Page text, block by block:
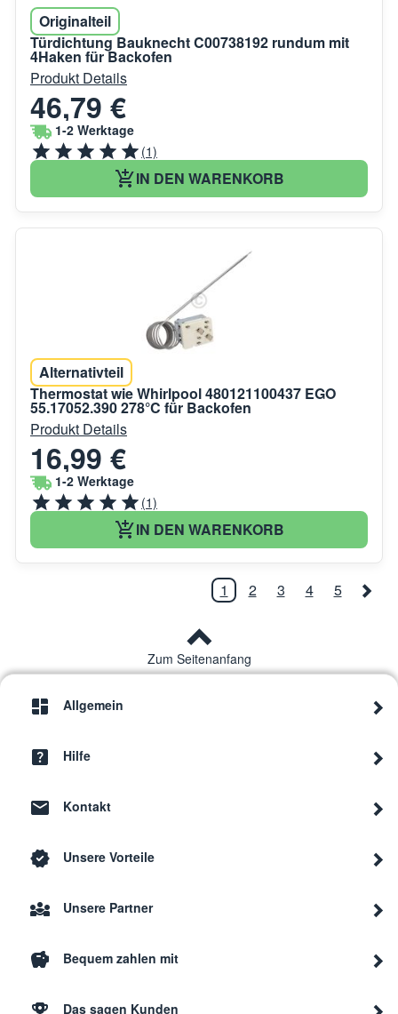
Originalteil
Türdichtung Bauknecht C00738192 rundum mit
4Haken für Backofen
Produkt Details
46,79 €
1-2 Werktage
(1)
IN DEN WARENKORB
Alternativteil
Thermostat wie Whirlpool 480121100437 EGO
55.17052.390 278°C für Backofen
Produkt Details
16,99 €
1-2 Werktage
(1)
IN DEN WARENKORB
1 2 3 4 5
Zum Seitenanfang
Allgemein
Hilfe
Kontakt
Unsere Vorteile
Unsere Partner
Bequem zahlen mit
Das sagen Kunden